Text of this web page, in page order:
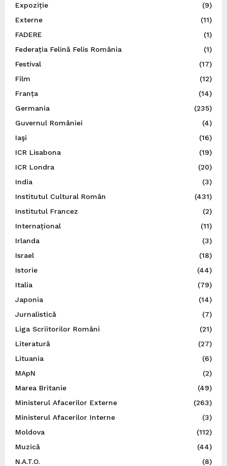
Expoziție
(9)
Externe
(11)
FADERE
(1)
Federația Felină Felis România
(1)
Festival
(17)
Film
(12)
Franța
(14)
Germania
(235)
Guvernul României
(4)
Iaşi
(16)
ICR Lisabona
(19)
ICR Londra
(20)
India
(3)
Institutul Cultural Român
(431)
Institutul Francez
(2)
Internațional
(11)
Irlanda
(3)
Israel
(18)
Istorie
(44)
Italia
(79)
Japonia
(14)
Jurnalistică
(7)
Liga Scriitorilor Români
(21)
Literatură
(27)
Lituania
(6)
MApN
(2)
Marea Britanie
(49)
Ministerul Afacerilor Externe
(263)
Ministerul Afacerilor Interne
(3)
Moldova
(112)
Muzică
(44)
N.A.T.O.
(8)